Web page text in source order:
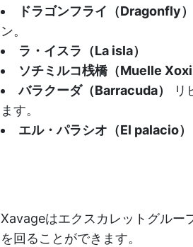
ドラゴンフライ（Dragonfly）
ン。
ラ・イスラ（La isla）
ソチミルコ桟橋（Muelle
バラクーダ（Barracuda）
リ
ます。
エル・パラシオ（El palacio）
Xavageはエクスカレットグルー
を回ることができます。